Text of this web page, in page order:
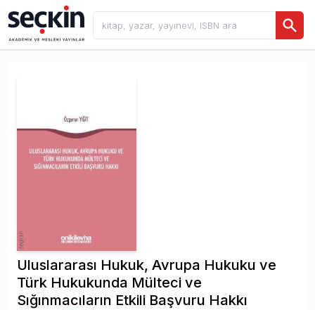
Uluslararası Hukuk, Avrupa Hukuku ve
Türk Hukukunda Mülteci ve
Sığınmacıların Etkili Başvuru Hakkı